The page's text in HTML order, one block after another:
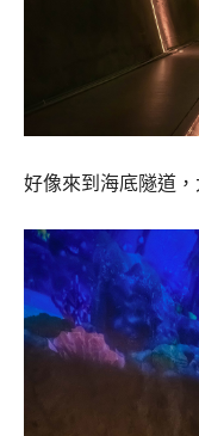
好像來到海底隧道